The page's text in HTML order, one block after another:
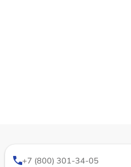
+7 (800) 301-34-05